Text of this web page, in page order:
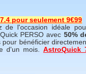
7.4 pour seulement 9€99
de l'occasion idéale
PERSO avec 50%
bénéficier
d'un mois. AstroQuick